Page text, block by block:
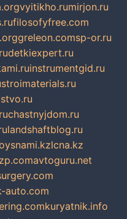
vyitikho.rumirjon.ru
filosofyfree.com
greleon.comsp-or.ru
detkiexpert.ru
instrumentgid.ru
stroimaterials.ru
chastnyjdom.ru
landshaftblog.ru
lcna.kz
avtoguru.net
auto.com
kuryatnik.info